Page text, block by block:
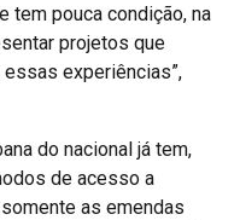
tem pouca condição, na
projetos que
experiências”,
do nacional já tem,
de acesso a
as emendas